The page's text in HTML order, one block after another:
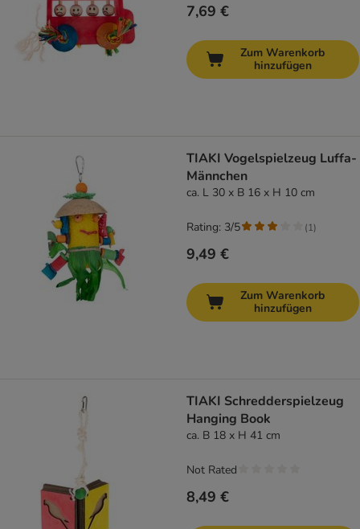
7,69 €
Zum Warenkorb
hinzufügen
TIAKI Vogelspielzeug Luffa-
Männchen
ca. L 30 x B 16 x H 10 cm
9,49 €
Rating: 3/5 (1)
Zum Warenkorb
hinzufügen
TIAKI Schredderspielzeug
Hanging Book
ca. B 18 x H 41 cm
8,49 €
Not Rated